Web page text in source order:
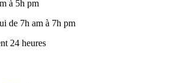
à 5h pm
de 7h am à 7h pm
24 heures